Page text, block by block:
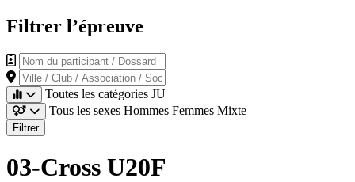
Filtrer l’épreuve
Nom du participant / Dossard
Ville / Club / Association / Société
Toutes les catégories JU
Tous les sexes Hommes Femmes Mixte
Filtrer
03-Cross U20F